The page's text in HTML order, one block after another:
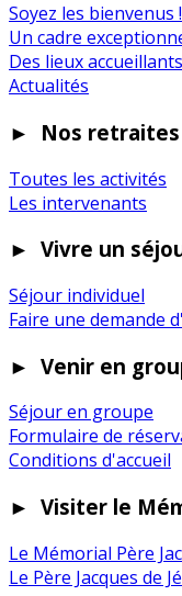
Soyez les bienvenus !
Un cadre
Des lieux accueillants
Actualités
► Nos retraites
Toutes les activités
Les intervenants
► Vivre un
Séjour individuel
Faire une demande
► Venir en
Séjour en groupe
Formulaire de
Conditions d'accueil
► Visiter le
Le Mémorial Père
Le Père Jacques de